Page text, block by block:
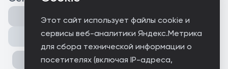
Этот сайт использует файлы cookie и
сервисы веб-аналитики Яндекс.Метрика
для сбора технической информации о
посетителях (включая IP-адреса,
Поделиться